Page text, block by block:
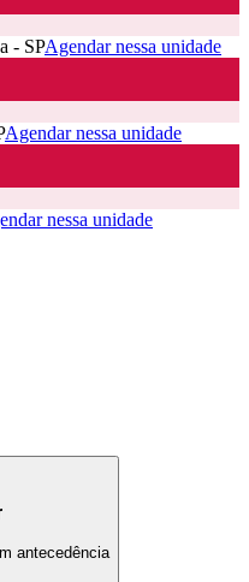
- SPAgendar nessa unidade
Agendar nessa unidade
nessa unidade
antecedência